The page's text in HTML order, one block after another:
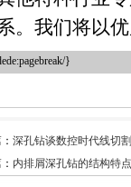
。我们将以
}
深孔钻谈数控时代线切
内排屑深孔钻的结构特